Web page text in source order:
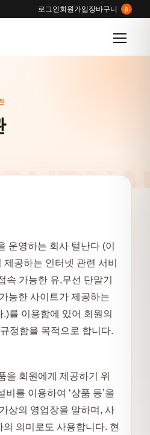
로그인회원가입장바구니 0
운영하는 회사 털난다 (이
제공하는 인터넷 관련 서비
속 가능한 유,무선 단말기
능한 사이트가 제공하는
를 이용함에 있어 회원의
정함을 목적으로 합니다.
을 회원에게 제공하기 위
를 이용하여 ‘상품 등’을
상의 영업장을 말하며, 사
의미로도 사용합니다. 현